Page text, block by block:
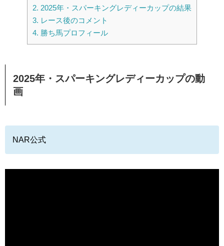
2. 2025年・スパーキングレディーカップの結果
3. レース後のコメント
4. 勝ち馬プロフィール
2025年・スパーキングレディーカップの動
画
NAR公式